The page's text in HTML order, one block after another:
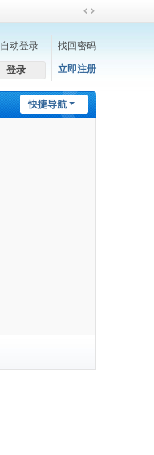
切
换
到
宽
自动登录 找回密码
登录 立即注册
快捷导航